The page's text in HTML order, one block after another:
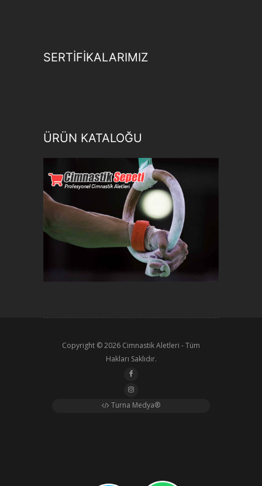
SERTİFİKALARIMIZ
ÜRÜN KATALOĞU
Copyright © 2026 Cimnastik Aletleri - Tüm
Hakları Saklıdır.
Turna Medya®